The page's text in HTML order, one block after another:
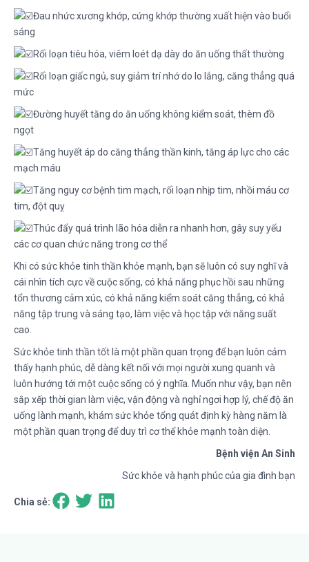
Đau nhức xương khớp, cứng khớp thường xuất hiện vào buổi
sáng
Rối loạn tiêu hóa, viêm loét dạ dày do ăn uống thất thường
Rối loạn giấc ngủ, suy giảm trí nhớ do lo lắng, căng thẳng quá
mức
Đường huyết tăng do ăn uống không kiểm soát, thèm đồ
ngọt
Tăng huyết áp do căng thẳng thần kinh, tăng áp lực cho các
mạch máu
Tăng nguy cơ bệnh tim mạch, rối loạn nhịp tim, nhồi máu cơ
tim, đột quỵ
Thúc đẩy quá trình lão hóa diễn ra nhanh hơn, gây suy yếu
các cơ quan chức năng trong cơ thể
Khi có sức khỏe tinh thần khỏe mạnh, bạn sẽ luôn có suy nghĩ và
cái nhìn tích cực về cuộc sống, có khả năng phục hồi sau những
tổn thương cảm xúc, có khả năng kiểm soát căng thẳng, có khả
năng tập trung và sáng tạo, làm việc và học tập với năng suất
cao.
Sức khỏe tinh thần tốt là một phần quan trọng để bạn luôn cảm
thấy hạnh phúc, dễ dàng kết nối với mọi người xung quanh và
luôn hướng tới một cuộc sống có ý nghĩa. Muốn như vậy, bạn nên
sắp xếp thời gian làm việc, vận động và nghỉ ngơi hợp lý, chế độ ăn
uống lành mạnh, khám sức khỏe tổng quát định kỳ hàng năm là
một phần quan trọng để duy trì cơ thể khỏe mạnh toàn diện.
Bệnh viện An Sinh
Sức khỏe và hạnh phúc của gia đình bạn
Chia sẻ: